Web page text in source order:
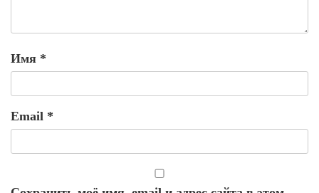
Имя *
Email *